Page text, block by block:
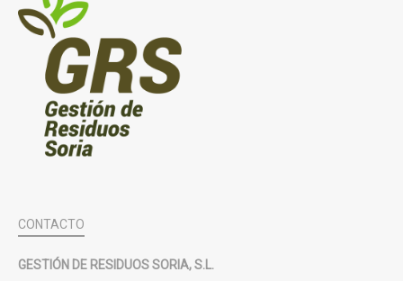
CONTACTO
GESTIÓN DE RESIDUOS SORIA, S.L.